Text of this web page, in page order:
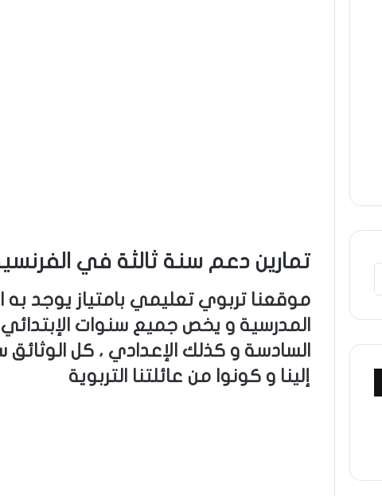
تمارين دعم سنة ثالثة في
موقعنا تربوي تعليمي بامتياز يوجد به
المدرسية و يخص جميع سنوات
السادسة و كذلك الإعدادي ، كل
إلينا و كونوا من عائلتنا التربوية